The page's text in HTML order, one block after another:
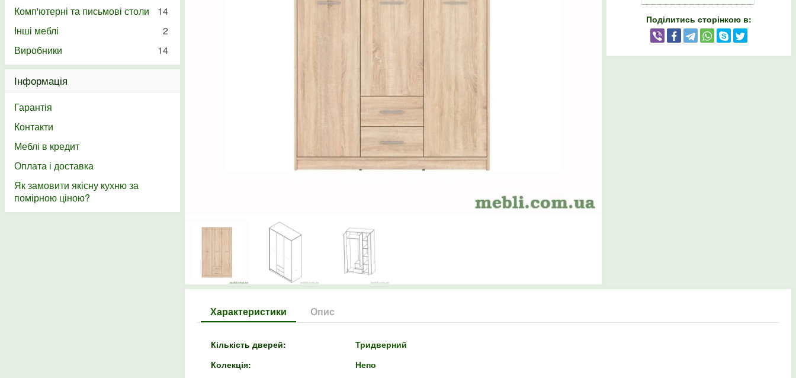
Поділитись сторінкою в:
Характеристики Опис
Кількість дверей:
Тридверний
Колекція:
Непо
Комп'ютерні та письмові столи
14
Інші меблі
2
Виробники
14
Інформація
Гарантія
Контакти
Меблі в кредит
Оплата і доставка
Як замовити якісну кухню за
помірною ціною?